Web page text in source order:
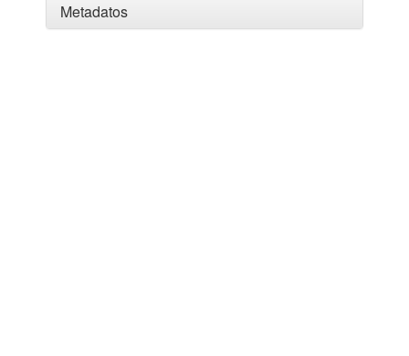
Metadatos